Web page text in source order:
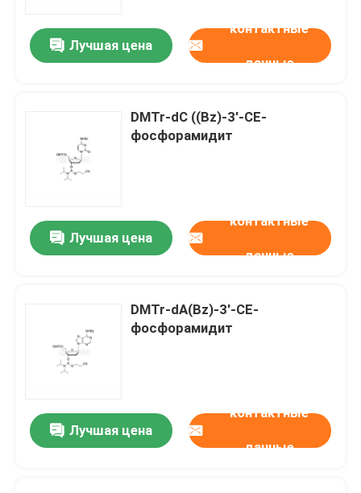
Лучшая цена
контактные
данные
DMTr-dC ((Bz)-3'-CE-
фосфорамидит
Лучшая цена
контактные
данные
DMTr-dA(Bz)-3'-CE-
фосфорамидит
Лучшая цена
контактные
данные